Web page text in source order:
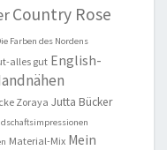
Country Rose
Farben des Nordens
alles gut English-
Zoraya Jutta Bücker
Material-Mix Mein